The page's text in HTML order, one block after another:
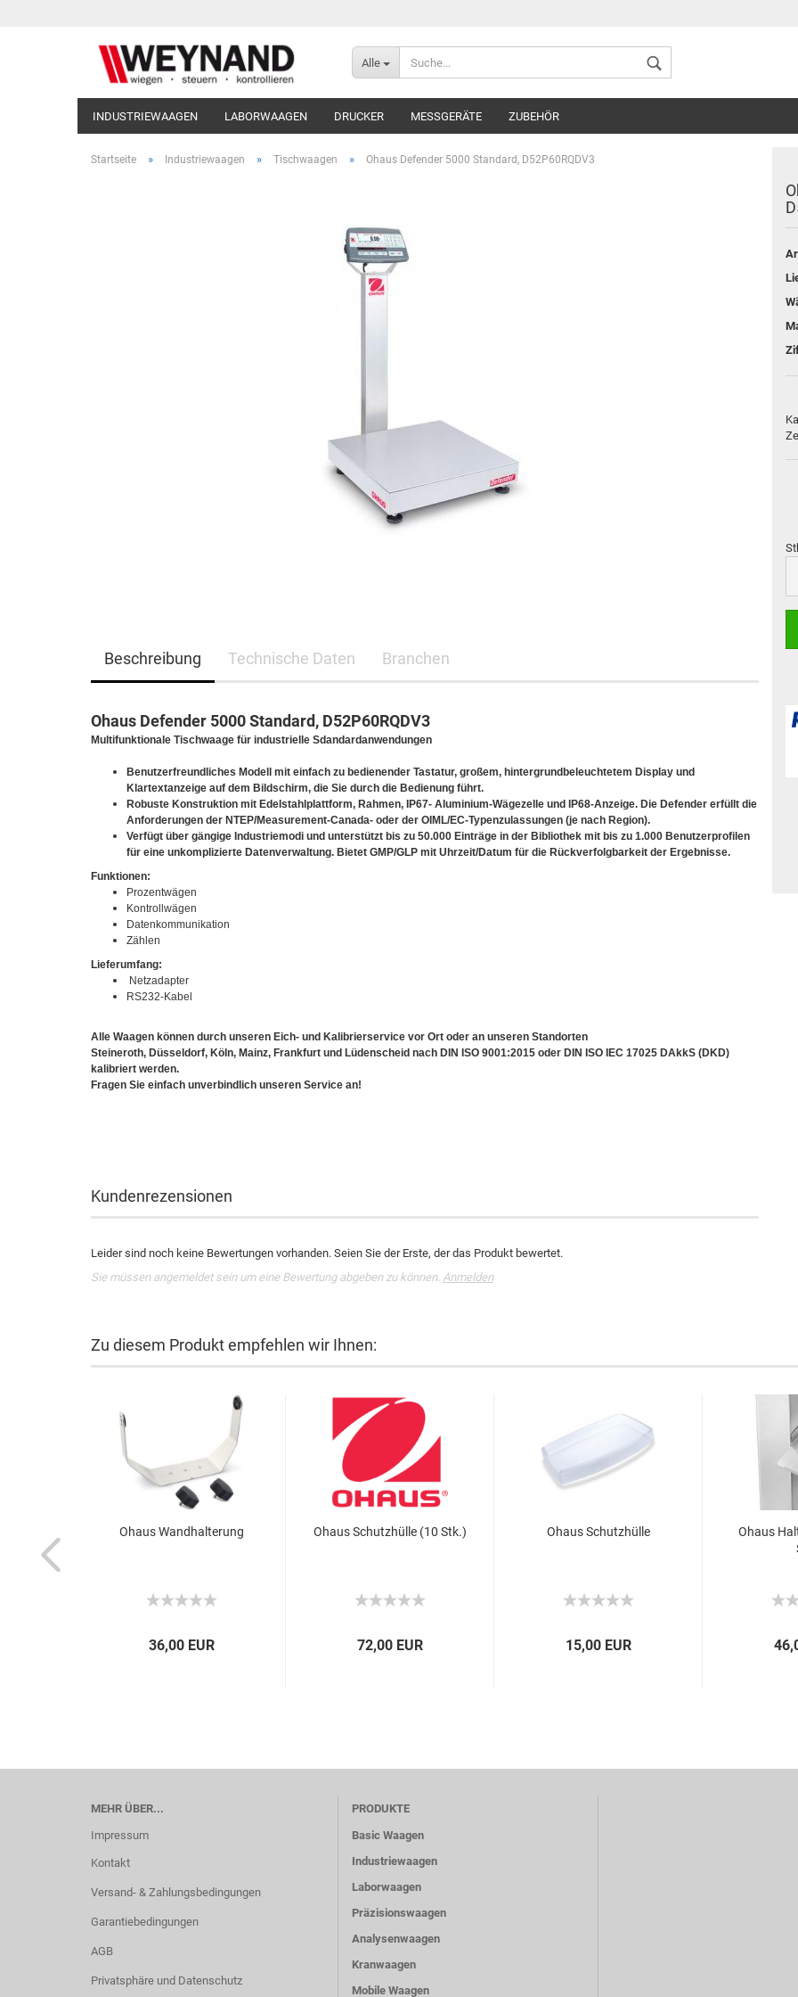
Konto
Alle
INDUSTRIEWAAGEN LABORWAAGEN DRUCKER MESSGERÄTE ZUBEHÖR
Startseite » Industriewaagen » Tischwaagen » Ohaus Defender 5000 Standard, D52P60RQDV3
Beschreibung Technische Daten Branchen
Ohaus Defender 5000 Standard, D52P60RQDV3
Multifunktionale Tischwaage für industrielle Sdandardanwendungen
Benutzerfreundliches Modell mit einfach zu bedienender Tastatur, großem, hintergrundbeleuchtetem Display und
Klartextanzeige auf dem Bildschirm, die Sie durch die Bedienung führt.
Robuste Konstruktion mit Edelstahlplattform, Rahmen, IP67- Aluminium-Wägezelle und IP68-Anzeige. Die Defender erfüllt die
Anforderungen der NTEP/Measurement-Canada- oder der OIML/EC-Typenzulassungen (je nach Region).
Verfügt über gängige Industriemodi und unterstützt bis zu 50.000 Einträge in der Bibliothek mit bis zu 1.000 Benutzerprofilen
für eine unkomplizierte Datenverwaltung. Bietet GMP/GLP mit Uhrzeit/Datum für die Rückverfolgbarkeit der Ergebnisse.
Funktionen:
Prozentwägen
Kontrollwägen
Datenkommunikation
Zählen
Lieferumfang:
Netzadapter
RS232-Kabel
Alle Waagen können durch unseren Eich- und Kalibrierservice vor Ort oder an unseren Standorten
Steineroth, Düsseldorf, Köln, Mainz, Frankfurt und Lüdenscheid nach DIN ISO 9001:2015 oder DIN ISO IEC 17025 DAkkS (DKD)
kalibriert werden.
Fragen Sie einfach unverbindlich unseren Service an!
Kundenrezensionen
Leider sind noch keine Bewertungen vorhanden. Seien Sie der Erste, der das Produkt bewertet.
Sie müssen angemeldet sein um eine Bewertung abgeben zu können. Anmelden
Zu diesem Produkt empfehlen wir Ihnen:
Ohaus Wandhalterung
36,00 EUR
Ohaus Schutzhülle (10 Stk.)
72,00 EUR
Ohaus Schutzhülle
15,00 EUR
Ohaus
MEHR ÜBER...
Impressum
Kontakt
Versand- & Zahlungsbedingungen
Garantiebedingungen
AGB
Privatsphäre und Datenschutz
PRODUKTE
Basic Waagen
Industriewaagen
Laborwaagen
Präzisionswaagen
Analysenwaagen
Kranwaagen
Mobile Waagen